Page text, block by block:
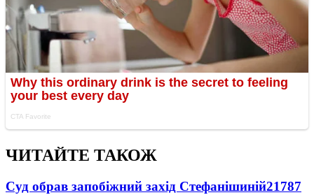
ЧИТАЙТЕ ТАКОЖ
Суд обрав запобіжний захід Стефанішиній21787